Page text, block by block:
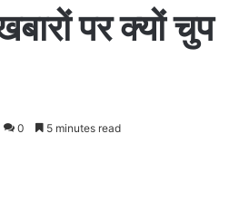
पर क्यों चुप
0 5 minutes read